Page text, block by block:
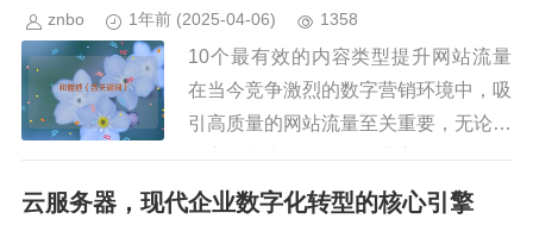
znbo 1年前 (2025-04-06) 1358
10个最有效的内容类型提升网站流量
在当今竞争激烈的数字营销环境中，吸
引高质量的网站流量至关重要，无论是
博客、电商网站还是企业官网，优质的
内容始终是吸引用户、提高搜索引擎排
云服务器，现代企业数字化转型的核心引擎